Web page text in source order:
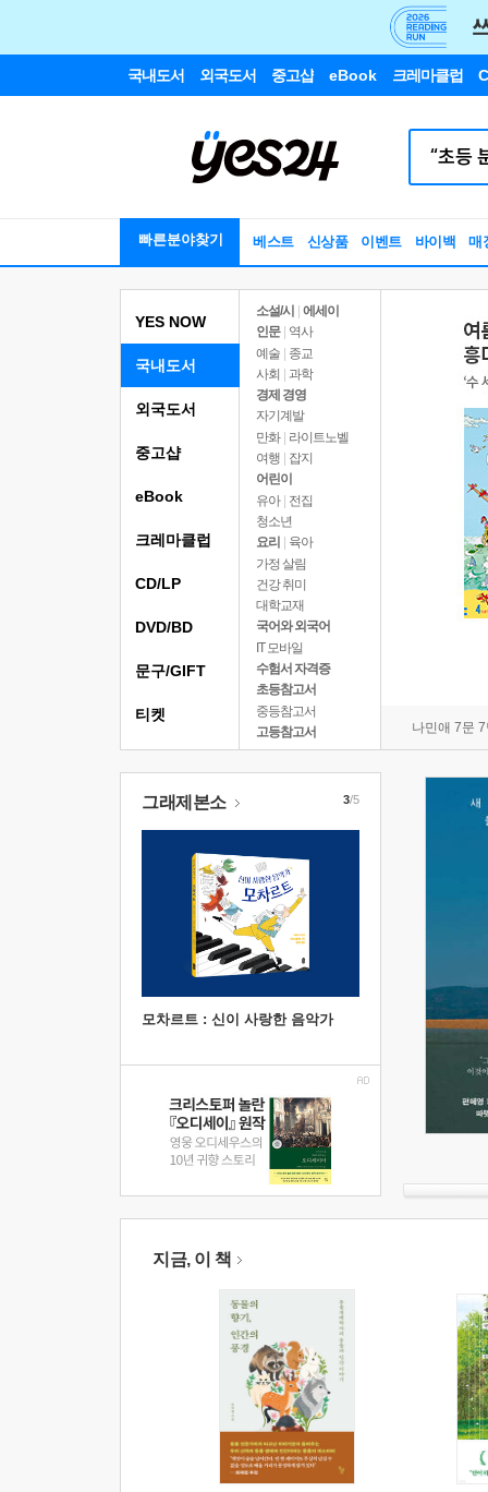
국내도서 외국도서 중고샵 eBook 크레마클럽
빠른분야찾기 베스트 신상품 이벤트 바이백 매
YES NOW
국내도서
소설/시
에세이
인문
역사
예술 | 종교
사회 | 과학
경제 경영
자기계발
만화 | 라이트노벨
여행
잡지
어린이
유아 | 전집
청소년
요리
육아
가정 살림
건강 취미
대학교재
국어와 외국어
IT 모바일
수험서 자격증
초등참고서
중등참고서
고등참고서
나민애 7문
외국도서
중고샵
eBook
크레마클럽
CD/LP
DVD/BD
문구/GIFT
티켓
그래제본소
모차르트 : 신이 사랑한 음악가
3/5
지금, 이 책